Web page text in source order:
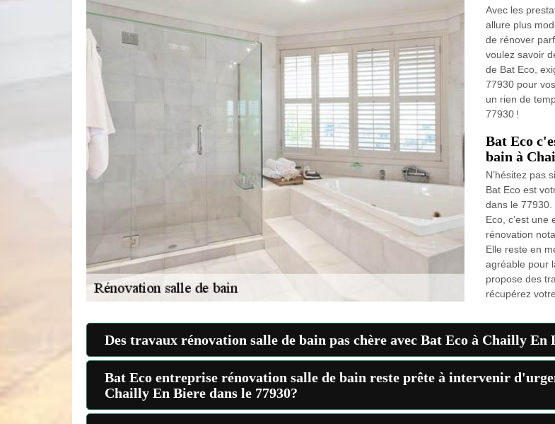
Avec les
allure plus
de rénover
voulez savoir
de Bat Eco,
77930 pour
un rien de
77930 !
Bat Eco
bain à
N’hésitez pas
Bat Eco est
dans le 77930.
Eco, c’est
rénovation
Elle reste en
agréable pour
propose des
récupérez
Des travaux rénovation salle de bain pas chère avec Bat Eco à Chailly En
Bat Eco entreprise rénovation salle de bain reste prête à intervenir
Chailly En Biere dans le 77930?